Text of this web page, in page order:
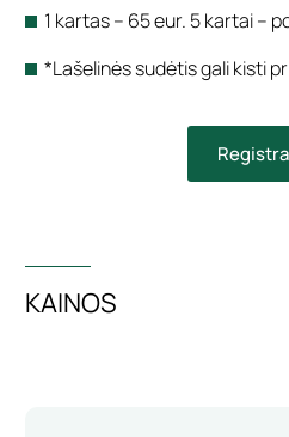
1 kartas – 65 eur. 5 kartai –
*Lašelinės sudėtis gali kisti
KAINOS